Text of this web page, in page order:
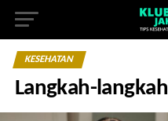
KESEHATAN
Langkah-